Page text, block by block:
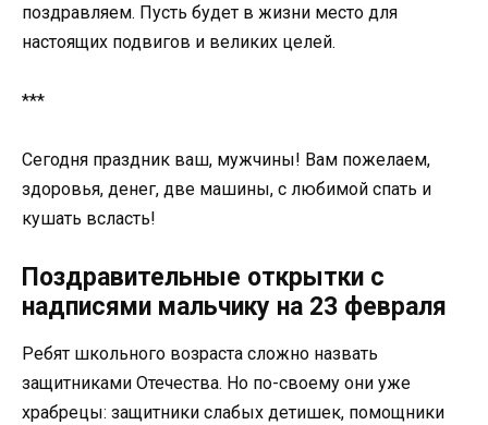
поздравляем. Пусть будет в жизни место для
настоящих подвигов и великих целей.
***
Сегодня праздник ваш, мужчины! Вам пожелаем,
здоровья, денег, две машины, с любимой спать и
кушать всласть!
Поздравительные открытки с
надписями мальчику на 23 февраля
Ребят школьного возраста сложно назвать
защитниками Отечества. Но по-своему они уже
храбрецы: защитники слабых детишек, помощники